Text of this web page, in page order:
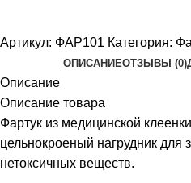
Артикул: ФАР101 Категория:
ОПИСАНИЕОТЗЫВЫ (0)
Описание
Описание товара
Фартук из медицинской
цельнокроеный нагрудник для
нетоксичных веществ.